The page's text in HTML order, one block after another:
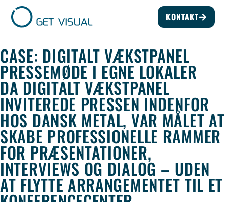
KONTAKT
CASE: DIGITALT VÆKSTPANEL
PRESSEMØDE I EGNE LOKALER
DA DIGITALT VÆKSTPANEL
INVITEREDE PRESSEN INDENFOR
HOS DANSK METAL, VAR MÅLET AT
SKABE PROFESSIONELLE RAMMER
FOR PRÆSENTATIONER,
INTERVIEWS OG DIALOG – UDEN
AT FLYTTE ARRANGEMENTET TIL ET